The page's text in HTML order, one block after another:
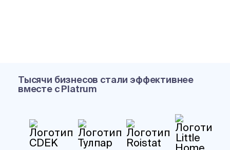
Тысячи бизнесов стали эффективнее
вместе с Platrum